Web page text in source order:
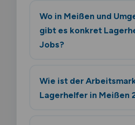
Wo in Meißen und
gibt es konkret
Jobs?
Wie ist der
Lagerhelfer in Meißen